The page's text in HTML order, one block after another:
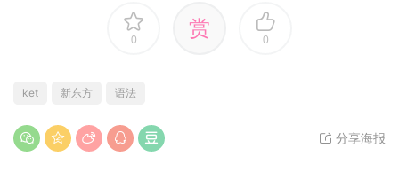
0 赏 0
ket 新东方 语法
分享海报